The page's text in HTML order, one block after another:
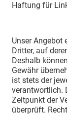
Haftung für
Unser Angebot
Dritter, auf
Deshalb
Gewähr
ist stets der
verantwortlich.
Zeitpunkt der
überprüft.